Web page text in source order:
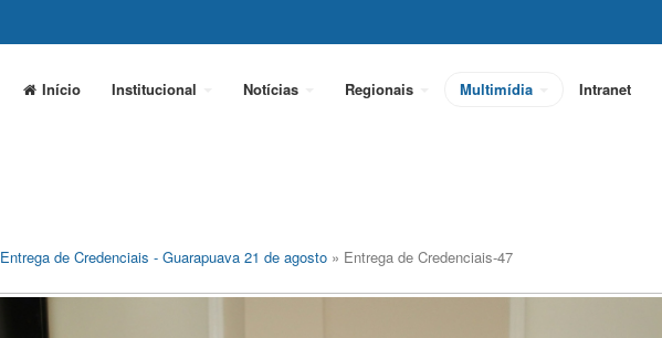
Início Institucional Notícias Regionais Multimídia Intranet
Entrega de Credenciais - Guarapuava 21 de agosto » Entrega de Credenciais-47